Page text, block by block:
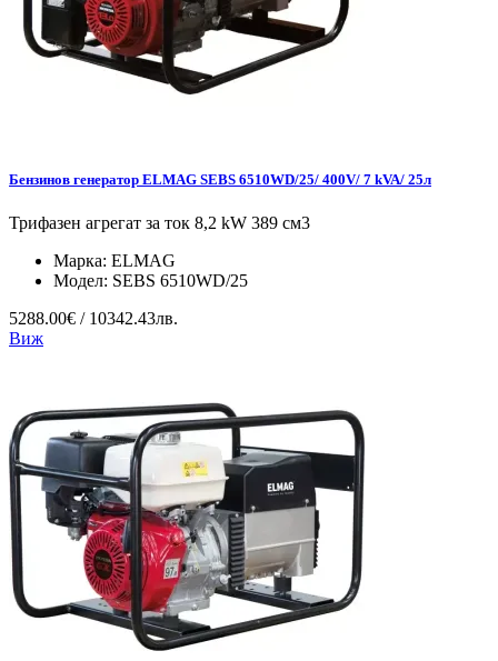
Бензинов генератор ELMAG SEBS 6510WD/25/ 400V/ 7 kVA/ 25л
Трифазен агрегат за ток 8,2 kW 389 см3
Марка: ELMAG
Модел: SEBS 6510WD/25
5288.00€ / 10342.43лв.
Виж